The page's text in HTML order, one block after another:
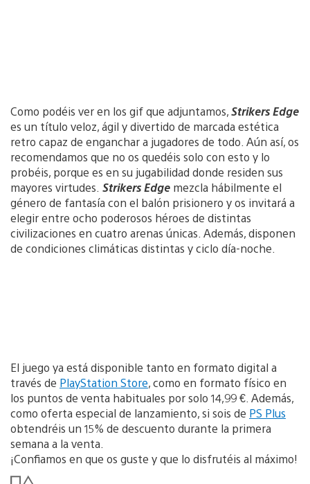
Como podéis ver en los gif que adjuntamos,Strikers Edge
es un título veloz, ágil y divertido de marcada estética
retro capaz de enganchar a jugadores de todo. Aún así, os
recomendamos que no os quedéis solo con esto y lo
probéis, porque es en su jugabilidad donde residen sus
mayores virtudes. Strikers Edge mezcla hábilmente el
género de fantasía con el balón prisionero y os invitará a
elegir entre ocho poderosos héroes de distintas
civilizaciones en cuatro arenas únicas. Además, disponen
de condiciones climáticas distintas y ciclo día-noche.
El juego ya está disponible tanto en formato digital a
través de PlayStation Store, como en formato físico en
los puntos de venta habituales por solo 14,99 €. Además,
como oferta especial de lanzamiento, si sois de PS Plus
obtendréis un 15% de descuento durante la primera
semana a la venta.
¡Confiamos en que os guste y que lo disfrutéis al máximo!